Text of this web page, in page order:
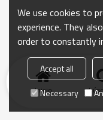
Inicio
We use cookies to
experience. They
order to constantly
Accept all
Necessary